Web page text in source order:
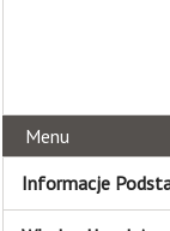
Menu
Informacje